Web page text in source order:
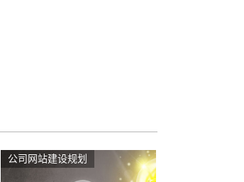
公司网站建设规划